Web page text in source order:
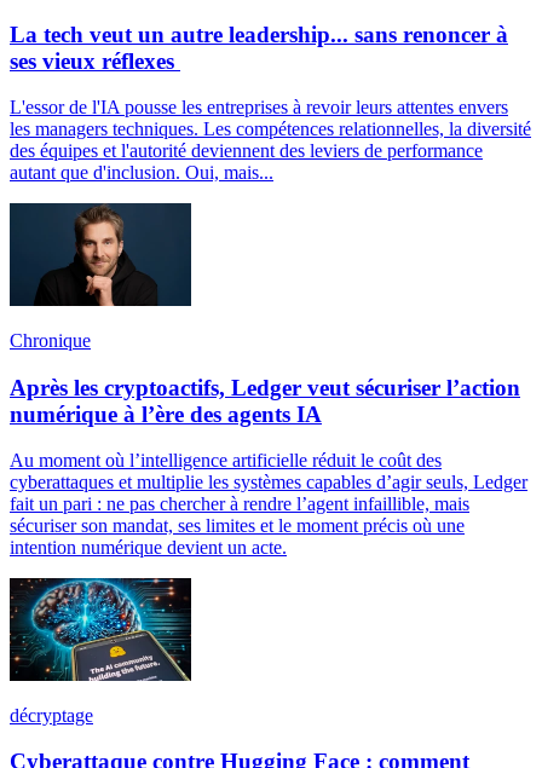
La tech veut un autre leadership... sans renoncer à
ses vieux réflexes
L'essor de l'IA pousse les entreprises à revoir leurs attentes envers
les managers techniques. Les compétences relationnelles, la diversité
des équipes et l'autorité deviennent des leviers de performance
autant que d'inclusion. Oui, mais...
Chronique
Après les cryptoactifs, Ledger veut sécuriser l’action
numérique à l’ère des agents IA
Au moment où l’intelligence artificielle réduit le coût des
cyberattaques et multiplie les systèmes capables d’agir seuls, Ledger
fait un pari : ne pas chercher à rendre l’agent infaillible, mais
sécuriser son mandat, ses limites et le moment précis où une
intention numérique devient un acte.
décryptage
Cyberattaque contre Hugging Face : comment